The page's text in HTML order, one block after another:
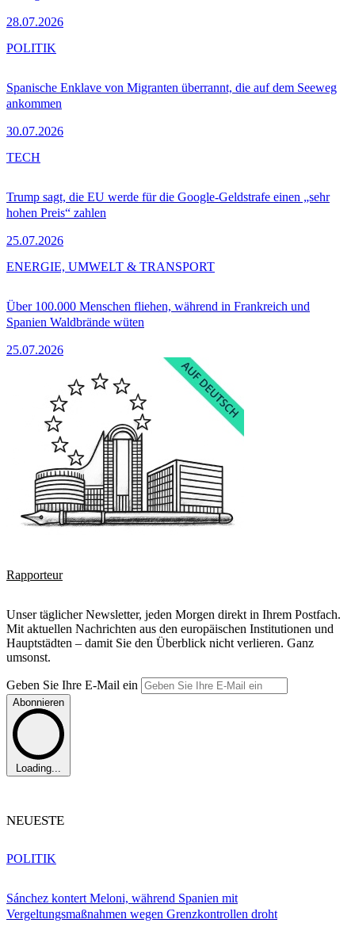
28.07.2026
Spanische Enklave von Migranten überrannt, die auf dem Seeweg
ankommen
30.07.2026
POLITIK
Trump sagt, die EU werde für die Google-Geldstrafe einen „sehr
hohen Preis“ zahlen
25.07.2026
TECH
Über 100.000 Menschen fliehen, während in Frankreich und
Spanien Waldbrände wüten
25.07.2026
ENERGIE, UMWELT & TRANSPORT
Rapporteur
Unser täglicher Newsletter, jeden Morgen direkt in Ihrem Postfach.
Mit aktuellen Nachrichten aus den europäischen Institutionen und
Hauptstädten – damit Sie den Überblick nicht verlieren. Ganz
umsonst.
Geben Sie Ihre E-Mail ein
Abonnieren
Loading...
NEUESTE
Sánchez kontert Meloni, während Spanien mit
Vergeltungsmaßnahmen wegen Grenzkontrollen droht
POLITIK